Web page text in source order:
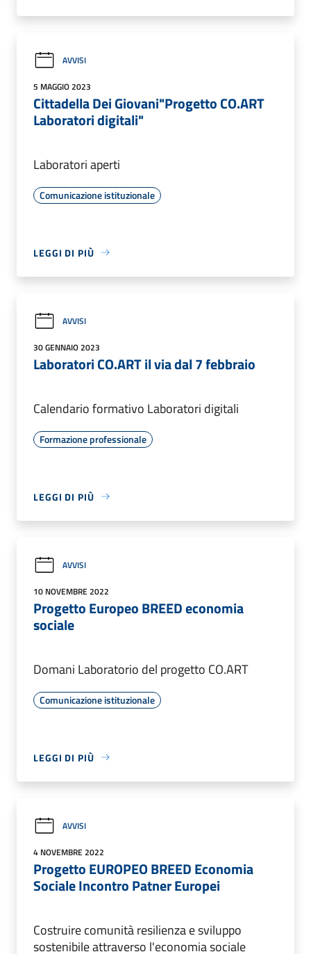
AVVISI
5 MAGGIO 2023
Cittadella Dei Giovani"Progetto CO.ART
Laboratori digitali"
Laboratori aperti
Comunicazione istituzionale
LEGGI DI PIÙ
AVVISI
30 GENNAIO 2023
Laboratori CO.ART il via dal 7 febbraio
Calendario formativo Laboratori digitali
Formazione professionale
LEGGI DI PIÙ
AVVISI
10 NOVEMBRE 2022
Progetto Europeo BREED economia
sociale
Domani Laboratorio del progetto CO.ART
Comunicazione istituzionale
LEGGI DI PIÙ
AVVISI
4 NOVEMBRE 2022
Progetto EUROPEO BREED Economia
Sociale Incontro Patner Europei
Costruire comunità resilienza e sviluppo
sostenibile attraverso l'economia sociale